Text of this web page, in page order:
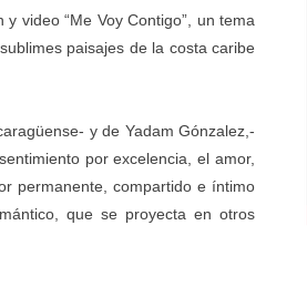
video “Me Voy Contigo”, un tema
paisajes de la costa caribe
y de Yadam Gónzalez,-
por excelencia, el amor,
permanente, compartido e íntimo
que se proyecta en otros